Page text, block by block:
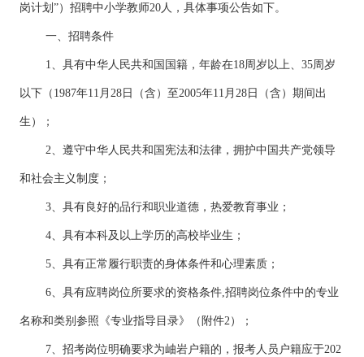
岗计划”）招聘中小学教师20人，具体事项公告如下。
一、招聘条件
1、具有中华人民共和国国籍，年龄在18周岁以上、35周岁
以下（1987年11月28日（含）至2005年11月28日（含）期间出
生）；
2、遵守中华人民共和国宪法和法律，拥护中国共产党领导
和社会主义制度；
3、具有良好的品行和职业道德，热爱教育事业；
4、具有本科及以上学历的高校毕业生；
5、具有正常履行职责的身体条件和心理素质；
6、具有应聘岗位所要求的资格条件,招聘岗位条件中的专业
名称和类别参照《专业指导目录》（附件2）；
7、招考岗位明确要求为岫岩户籍的，报考人员户籍应于202